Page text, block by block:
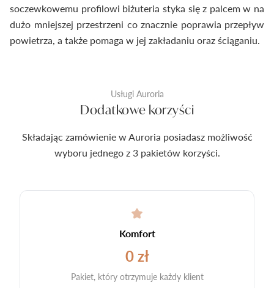
soczewkowemu profilowi biżuteria styka się z palcem w na
dużo mniejszej przestrzeni co znacznie poprawia przepływ
powietrza, a także pomaga w jej zakładaniu oraz ściąganiu.
Usługi Auroria
Dodatkowe korzyści
Składając zamówienie w Auroria posiadasz możliwość
wyboru jednego z 3 pakietów korzyści.
Komfort
0 zł
Pakiet, który otrzymuje każdy klient